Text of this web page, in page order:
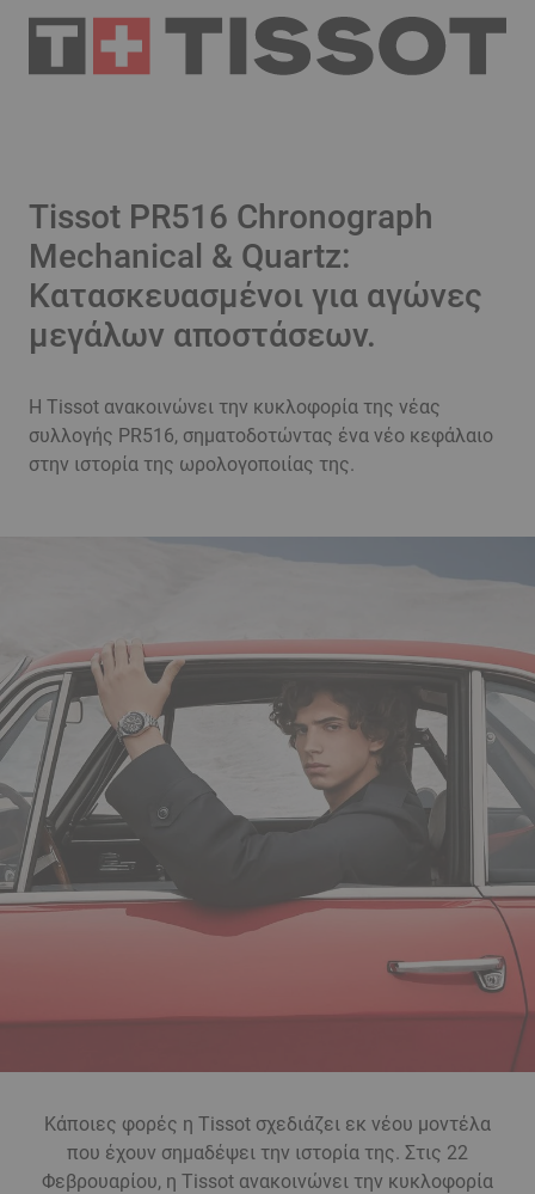
Tissot PR516 Chronograph
Mechanical & Quartz:
Κατασκευασμένοι για αγώνες
μεγάλων αποστάσεων.
Η Tissot ανακοινώνει την κυκλοφορία της νέας
συλλογής PR516, σηματοδοτώντας ένα νέο κεφάλαιο
στην ιστορία της ωρολογοποιίας της.
Κάποιες φορές η Tissot σχεδιάζει εκ νέου μοντέλα
που έχουν σημαδέψει την ιστορία της. Στις 22
Φεβρουαρίου, η Tissot ανακοινώνει την κυκλοφορία